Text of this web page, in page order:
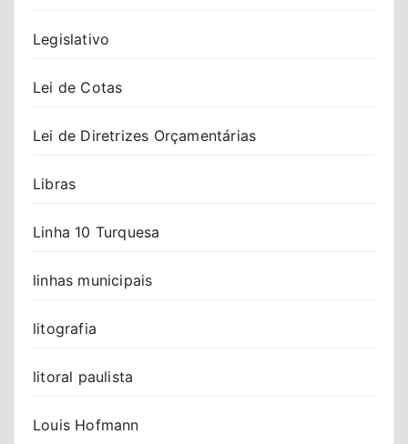
Legislativo
Lei de Cotas
Lei de Diretrizes Orçamentárias
Libras
Linha 10 Turquesa
linhas municipais
litografia
litoral paulista
Louis Hofmann